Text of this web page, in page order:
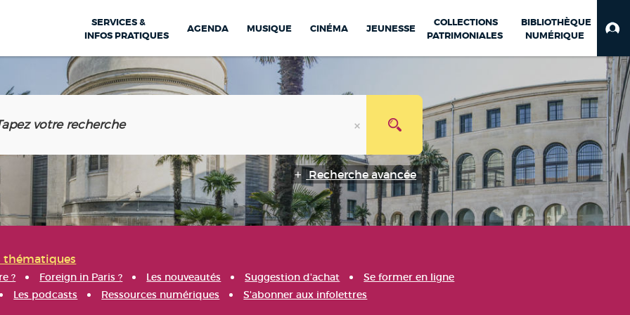
SERVICES &
INFOS PRATIQUES
AGENDA MUSIQUE CINÉMA JEUNESSE
COLLECTIONS
PATRIMONIALES
BIBLIOTHÈQUE
NUMÉRIQUE
Recherche avancée
thématiques
? Foreign in Paris ? Les nouveautés Suggestion d'achat
Se former en ligne
Les podcasts Ressources numériques S'abonner aux infolettres